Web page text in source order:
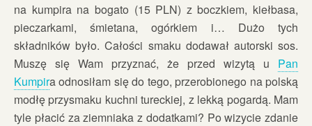
na kumpira na bogato (15 PLN) z boczkiem, kiełbasa,
pieczarkami, śmietana, ogórkiem i… Dużo tych
składników było. Całości smaku dodawał autorski sos.
Muszę się Wam przyznać, że przed wizytą u Pan
Kumpira odnosiłam się do tego, przerobionego na polską
modłę przysmaku kuchni tureckiej, z lekką pogardą. Mam
tyle płacić za ziemniaka z dodatkami? Po wizycie zdanie